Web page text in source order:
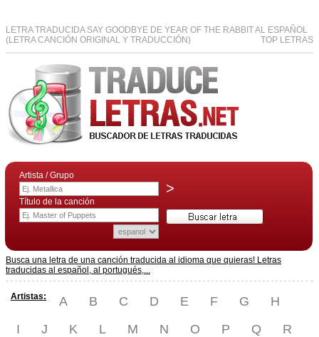
LETRA TRADUCIDA SAY GOODBYE DE YEAR OF THE RABBIT AL ESPAÑOL
(LETRA CANCIÓN ORIGINAL Y TRADUCCIÓN)
TOP LETRAS
Artista / Grupo
>
Título de la canción
Busca una letra de una canción traducida al idioma que quieras! Letras
traducidas al español, al portugués,...
Artistas: A B C D E F G
H
I
J K L M N O P Q
R